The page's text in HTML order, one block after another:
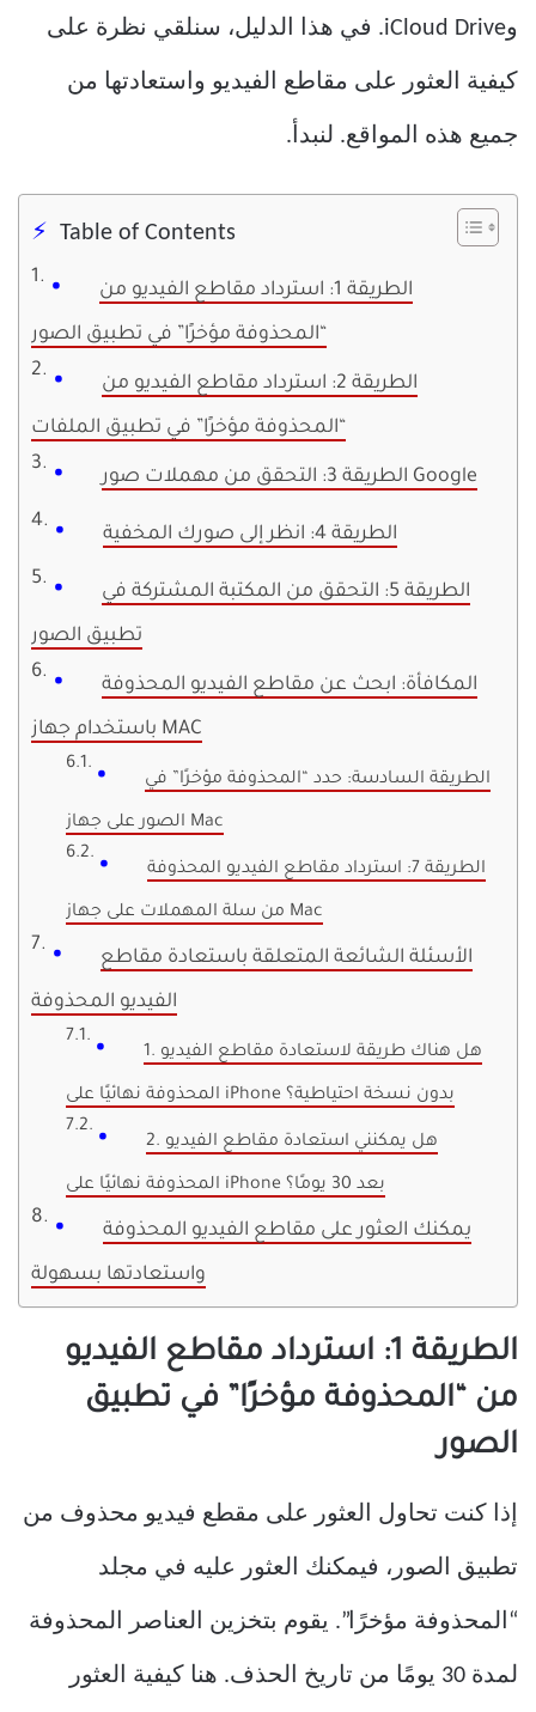
وiCloud Drive. في هذا الدليل، سنلقي نظرة على
كيفية العثور على مقاطع الفيديو واستعادتها من
جميع هذه المواقع. لنبدأ.
Table of Contents
الطريقة 1: استرداد مقاطع الفيديو من
“المحذوفة مؤخرًا” في تطبيق الصور
الطريقة 2: استرداد مقاطع الفيديو من
“المحذوفة مؤخرًا” في تطبيق الملفات
الطريقة 3: التحقق من مهملات صور Google
الطريقة 4: انظر إلى صورك المخفية
الطريقة 5: التحقق من المكتبة المشتركة في
تطبيق الصور
المكافأة: ابحث عن مقاطع الفيديو المحذوفة
باستخدام جهاز MAC
الطريقة السادسة: حدد “المحذوفة مؤخرًا” في
الصور على جهاز Mac
الطريقة 7: استرداد مقاطع الفيديو المحذوفة
من سلة المهملات على جهاز Mac
الأسئلة الشائعة المتعلقة باستعادة مقاطع
الفيديو المحذوفة
1. هل هناك طريقة لاستعادة مقاطع الفيديو
المحذوفة نهائيًا على iPhone بدون نسخة احتياطية؟
2. هل يمكنني استعادة مقاطع الفيديو
المحذوفة نهائيًا على iPhone بعد 30 يومًا؟
يمكنك العثور على مقاطع الفيديو المحذوفة
واستعادتها بسهولة
الطريقة 1: استرداد مقاطع الفيديو
من “المحذوفة مؤخرًا” في تطبيق
الصور
إذا كنت تحاول العثور على مقطع فيديو محذوف من
تطبيق الصور، فيمكنك العثور عليه في مجلد
“المحذوفة مؤخرًا”. يقوم بتخزين العناصر المحذوفة
لمدة 30 يومًا من تاريخ الحذف. هنا كيفية العثور